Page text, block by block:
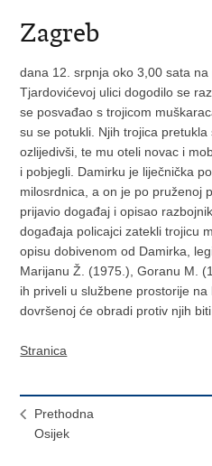
Zagreb
dana 12. srpnja oko 3,00 sata
Tjardovićevoj ulici dogodilo se
se posvađao s trojicom
su se potukli. Njih trojica
ozlijedivši, te mu oteli novac i
i pobjegli. Damirku je liječnička
milosrdnica, a on je po pruženoj
prijavio događaj i opisao
događaja policajci zatekli trojicu
opisu dobivenom od Damirka,
Marijanu Ž. (1975.), Goranu M.
ih priveli u službene prostorije
dovršenoj će obradi protiv njih
Stranica
Prethodna
Osijek